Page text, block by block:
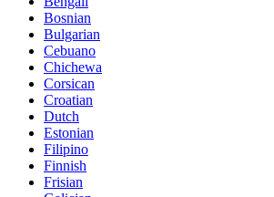
Bosnian
Bulgarian
Cebuano
Chichewa
Corsican
Croatian
Dutch
Estonian
Filipino
Finnish
Frisian